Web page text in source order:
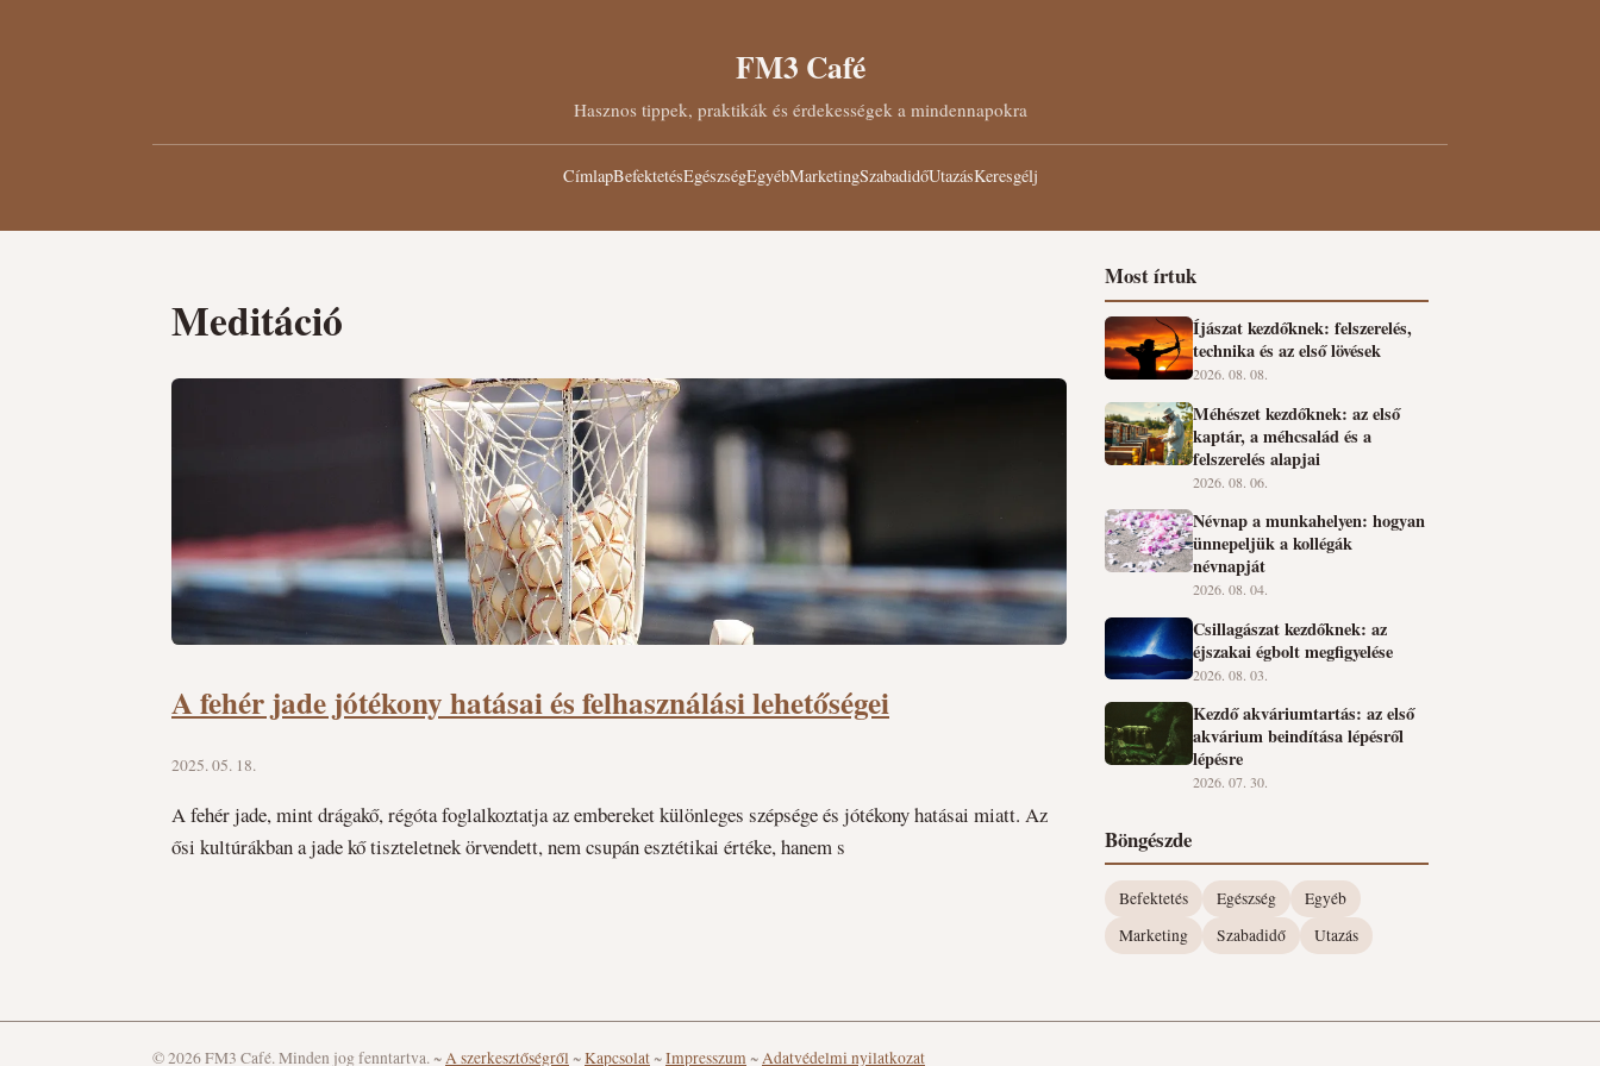
FM3 Café
Hasznos tippek, praktikák és érdekességek a mindennapokra
CímlapBefektetésEgészségEgyébMarketingSzabadidőUtazásKeresgélj
Meditáció
A fehér jade jótékony hatásai és felhasználási lehetőségei
2025. 05. 18.
A fehér jade, mint drágakő, régóta foglalkoztatja az embereket különleges szépsége és jótékony hatásai miatt. Az
ősi kultúrákban a jade kő tiszteletnek örvendett, nem csupán esztétikai értéke, hanem s
Most írtuk
Íjászat kezdőknek: felszerelés,
technika és az első lövések
2026. 08. 08.
Méhészet kezdőknek: az első
kaptár, a méhcsalád és a
felszerelés alapjai
2026. 08. 06.
Névnap a munkahelyen: hogyan
ünnepeljük a kollégák
névnapját
2026. 08. 04.
Csillagászat kezdőknek: az
éjszakai égbolt megfigyelése
2026. 08. 03.
Kezdő akváriumtartás: az első
akvárium beindítása lépésről
lépésre
2026. 07. 30.
Böngészde
Befektetés Egészség
Egyéb
Marketing
Szabadidő Utazás
© 2026 FM3 Café. Minden jog fenntartva. ~A szerkesztőségről ~Kapcsolat ~Impresszum ~Adatvédelmi nyilatkozat